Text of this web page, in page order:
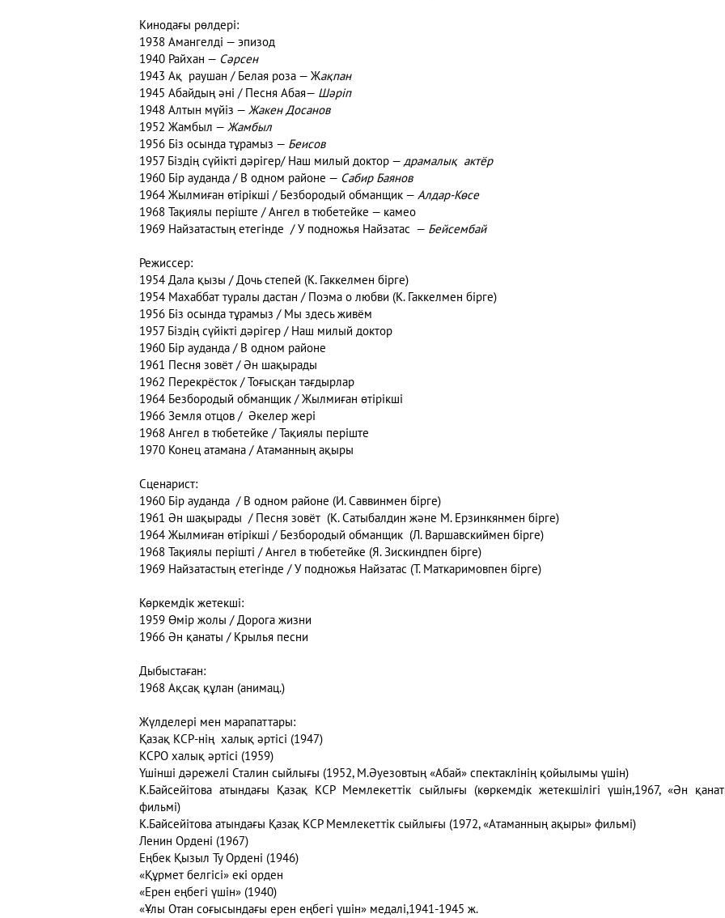
Кинодағы рөлдері:
1938 Амангелді — эпизод
1940 Райхан — Сәрсен
1943 Ақ раушан / Белая роза — Жақпан
1945 Абайдың әні / Песня Абая— Шәріп
1948 Алтын мүйіз — Жакен Досанов
1952 Жамбыл — Жамбыл
1956 Біз осында тұрамыз — Беисов
1957 Біздің сүйікті дәрігер/ Наш милый доктор — драмалық актёр
1960 Бір ауданда / В одном районе — Сабир Баянов
1964 Жылмиған өтірікші / Безбородый обманщик — Алдар-Көсе
1968 Тақиялы періште / Ангел в тюбетейке — камео
1969 Найзатастың етегінде / У подножья Найзатас — Бейсембай
Режиссер:
1954 Дала қызы / Дочь степей (К. Гаккелмен бірге)
1954 Махаббат туралы дастан / Поэма о любви (К. Гаккелмен бірге)
1956 Біз осында тұрамыз / Мы здесь живём
1957 Біздің сүйікті дәрігер / Наш милый доктор
1960 Бір ауданда / В одном районе
1961 Песня зовёт / Ән шақырады
1962 Перекрёсток / Тоғысқан тағдырлар
1964 Безбородый обманщик / Жылмиған өтірікші
1966 Земля отцов / Әкелер жері
1968 Ангел в тюбетейке / Тақиялы періште
1970 Конец атамана / Атаманның ақыры
Сценарист:
1960 Бір ауданда / В одном районе (И. Саввинмен бірге)
1961 Ән шақырады / Песня зовёт (К. Сатыбалдин және М. Ерзинкянмен бірге)
1964 Жылмиған өтірікші / Безбородый обманщик (Л. Варшавскиймен бірге)
1968 Тақиялы перішті / Ангел в тюбетейке (Я. Зискиндпен бірге)
1969 Найзатастың етегінде / У подножья Найзатас (Т. Маткаримовпен бірге)
Көркемдік жетекші:
1959 Өмір жолы / Дорога жизни
1966 Ән қанаты / Крылья песни
Дыбыстаған:
1968 Ақсақ құлан (анимац.)
Жүлделері мен марапаттары:
Қазақ КСР-нің халық әртісі (1947)
КСРО халық әртісі (1959)
Үшінші дәрежелі Сталин сыйлығы (1952, М.Әуезовтың «Абай» спектаклінің қойылымы үшін)
К.Байсейітова атындағы Қазақ КСР Мемлекеттік сыйлығы (көркемдік жетекшілігі үшін,1967, «Ән
фильмі)
К.Байсейітова атындағы Қазақ КСР Мемлекеттік сыйлығы (1972, «Атаманның ақыры» фильмі)
Ленин Ордені (1967)
Еңбек Қызыл Ту Ордені (1946)
«Құрмет белгісі» екі орден
«Ерен еңбегі үшін» (1940)
«Ұлы Отан соғысындағы ерен еңбегі үшін» медалі,1941-1945 ж.